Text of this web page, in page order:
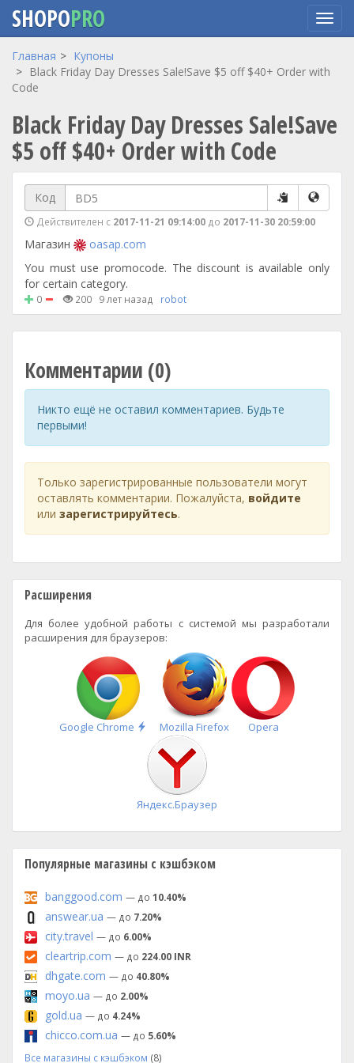
Перейти
основному
SHOPOPRO
Главная
Купоны
Black Friday Day Dresses Sale!Save $5 off $40+ Order with
Code
Black Friday Day Dresses Sale!Save
$5 off $40+ Order with Code
Код
Действителен с 2017-11-21 09:14:00 до 2017-11-30 20:59:00
Магазин
oasap.com
You must use promocode. The discount is available only
for certain category.
0 200 9 лет назад robot
Комментарии (0)
Никто ещё не оставил комментариев. Будьте
первыми!
Только зарегистрированные пользователи могут
оставлять комментарии. Пожалуйста, войдите
или зарегистрируйтесь.
Расширения
Для более удобной работы с системой мы разработали
расширения для браузеров:
Google Chrome
Быстрая
установка
Mozilla Firefox Opera
Яндекс.Браузер
Популярные магазины с кэшбэком
banggood.com — до 10.40%
answear.ua — до 7.20%
city.travel — до 6.00%
cleartrip.com — до 224.00 INR
dhgate.com — до 40.80%
moyo.ua — до 2.00%
gold.ua — до 4.24%
chicco.com.ua — до 5.60%
Все магазины с кэшбэком (8)